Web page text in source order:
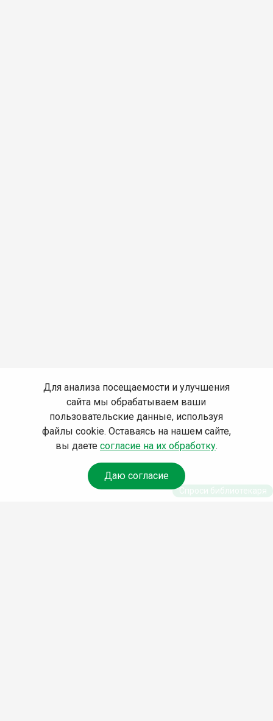
Для анализа посещаемости и улучшения
сайта мы обрабатываем ваши
пользовательские данные, используя
файлы cookie. Оставаясь на нашем сайте,
вы даете согласие на их обработку.
Даю согласие
Спроси библиотекаря